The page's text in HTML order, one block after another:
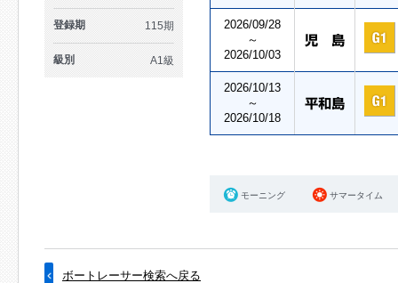
登録期 115期
級別 A1級
2026/09/28
～
2026/10/03
2026/10/13
～
2026/10/18
モーニング サマータイム
ボートレーサー検索へ戻る